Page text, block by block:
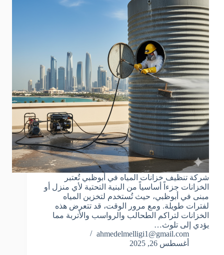
شركة تنظيف خزانات المياه في أبوظبي تُعتبر
الخزانات جزءاً أساسياً من البنية التحتية لأي منزل أو
مبنى في أبوظبي، حيث تُستخدم لتخزين المياه
لفترات طويلة. ومع مرور الوقت، قد تتعرض هذه
الخزانات لتراكم الطحالب والرواسب والأتربة مما
يؤدي إلى تلوث…
ahmedelmelligi1@gmail.com
أغسطس 26, 2025